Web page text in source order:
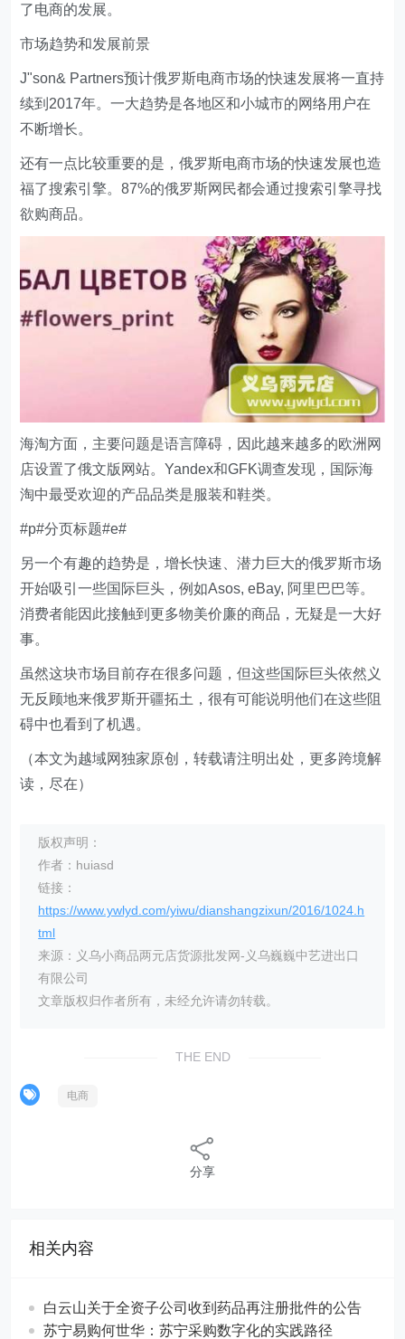
了电商的发展。
市场趋势和发展前景
J"son& Partners预计俄罗斯电商市场的快速发展将一直持
续到2017年。一大趋势是各地区和小城市的网络用户在
不断增长。
还有一点比较重要的是，俄罗斯电商市场的快速发展也造
福了搜索引擎。87%的俄罗斯网民都会通过搜索引擎寻找
欲购商品。
海淘方面，主要问题是语言障碍，因此越来越多的欧洲网
店设置了俄文版网站。Yandex和GFK调查发现，国际海
淘中最受欢迎的产品品类是服装和鞋类。
#p#分页标题#e#
另一个有趣的趋势是，增长快速、潜力巨大的俄罗斯市场
开始吸引一些国际巨头，例如Asos, eBay, 阿里巴巴等。
消费者能因此接触到更多物美价廉的商品，无疑是一大好
事。
虽然这块市场目前存在很多问题，但这些国际巨头依然义
无反顾地来俄罗斯开疆拓土，很有可能说明他们在这些阻
碍中也看到了机遇。
（本文为越域网独家原创，转载请注明出处，更多跨境解
读，尽在）
版权声明：
作者：huiasd
链接：
https://www.ywlyd.com/yiwu/dianshangzixun/2016/1024.h
tml
来源：义乌小商品两元店货源批发网-义乌巍巍中艺进出口
有限公司
文章版权归作者所有，未经允许请勿转载。
THE END
电商
分享
相关内容
白云山关于全资子公司收到药品再注册批件的公告
苏宁易购何世华：苏宁采购数字化的实践路径